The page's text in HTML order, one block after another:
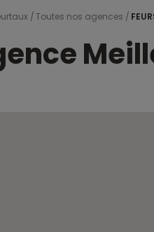
Toutes nos agences